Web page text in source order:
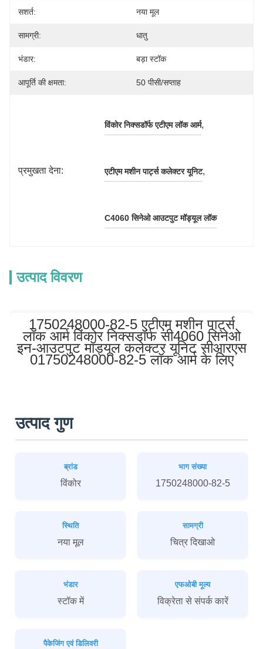
सशर्त: नया मूल
सामग्री: धातु
भंडार: बड़ा स्टॉक
आपूर्ति की क्षमता: 50 पीसी/सप्ताह
प्रमुखता देना:
विंकोर निक्सडॉर्फ एटीएम लॉक आर्म,
एटीएम मशीन पार्ट्स कलेक्टर यूनिट,
C4060 सिनेओ आउटपुट मॉड्यूल लॉक
उत्पाद विवरण
1750248000-82-5 एटीएम मशीन पार्ट्स
लॉक आर्म विंकोर निक्सडॉर्फ सी4060 सिनेओ
इन-आउटपुट मॉड्यूल कलेक्टर यूनिट सीआरएस
01750248000-82-5 लॉक आर्म के लिए
उत्पाद गुण
ब्रांड
विंकोर
भाग संख्या
1750248000-82-5
स्थिति
नया मूल
सामग्री
चित्र दिखाओ
भंडार
स्टॉक में
एफओबी मूल्य
विक्रेता से संपर्क कारें
पैकेजिंग एवं डिलिवरी